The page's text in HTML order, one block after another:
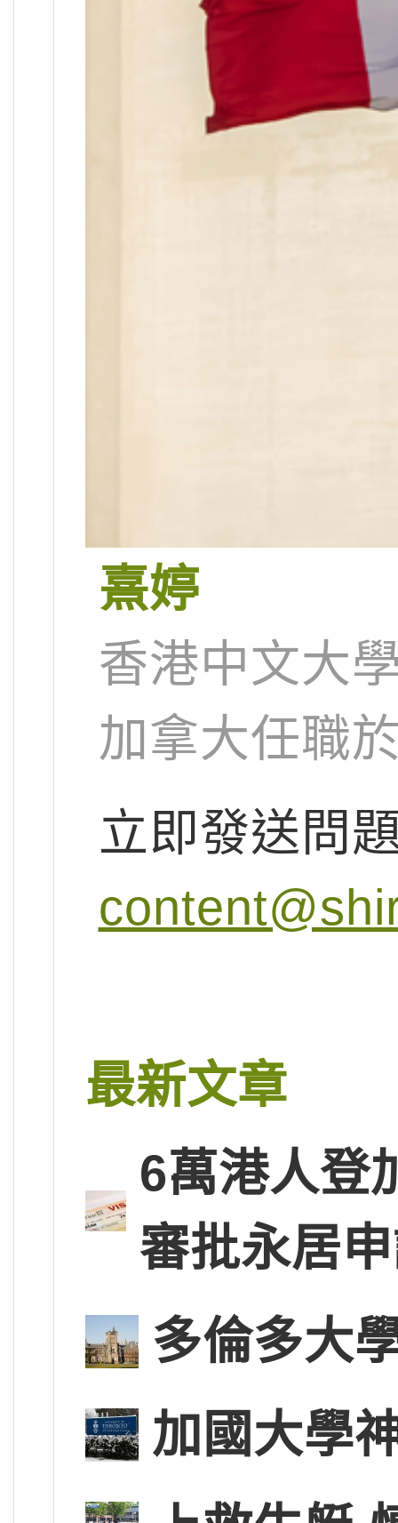
熹婷
香港中文大
加拿大任職
立即發送問
最新文章
6萬港人登
審批永居
多倫多大
加國大學